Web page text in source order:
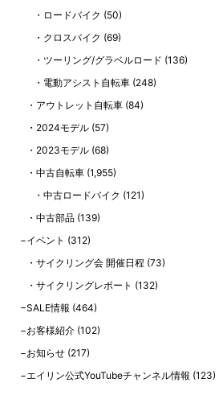
ロードバイク (50)
クロスバイク (69)
ツーリング/グラベルロード (136)
電動アシスト自転車(248)
アウトレット自転車 (84)
2024モデル (57)
2023モデル (68)
中古自転車 (1,955)
中古ロードバイク (121)
中古部品 (139)
イベント (312)
サイクリング会 開催日程 (73)
サイクリングレポート (132)
SALE情報 (464)
お客様紹介 (102)
お知らせ (217)
エイリン公式YouTubeチャンネル情報 (123)